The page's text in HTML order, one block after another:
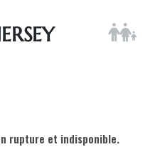
rupture et indisponible.